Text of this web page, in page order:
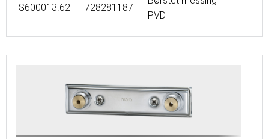
S600013.62 728281187
PVD